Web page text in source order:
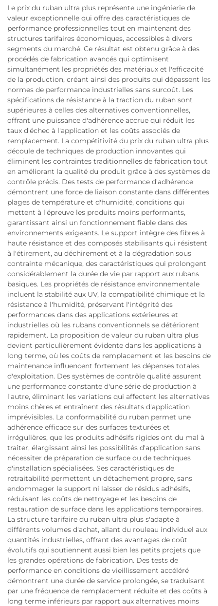
Le prix du ruban ultra plus représente une ingénierie de
valeur exceptionnelle qui offre des caractéristiques de
performance professionnelles tout en maintenant des
structures tarifaires économiques, accessibles à divers
segments du marché. Ce résultat est obtenu grâce à des
procédés de fabrication avancés qui optimisent
simultanément les propriétés des matériaux et l'efficacité
de la production, créant ainsi des produits qui dépassent les
normes de performance industrielles sans surcoût. Les
spécifications de résistance à la traction du ruban sont
supérieures à celles des alternatives conventionnelles,
offrant une puissance d'adhérence accrue qui réduit les
taux d'échec à l'application et les coûts associés de
remplacement. La compétitivité du prix du ruban ultra plus
découle de techniques de production innovantes qui
éliminent les contraintes traditionnelles de fabrication tout
en améliorant la qualité du produit grâce à des systèmes de
contrôle précis. Des tests de performance d'adhérence
démontrent une force de liaison constante dans différentes
plages de température et d'humidité, conditions qui
mettent à l'épreuve les produits moins performants,
garantissant ainsi un fonctionnement fiable dans des
environnements exigeants. Le support intègre des fibres à
haute résistance et des composés stabilisants qui résistent
à l'étirement, au déchirement et à la dégradation sous
contrainte mécanique, des caractéristiques qui prolongent
considérablement la durée de vie par rapport aux rubans
basiques. Les propriétés de résistance environnementale
incluent la stabilité aux UV, la compatibilité chimique et la
résistance à l'humidité, préservant l'intégrité des
performances dans des applications extérieures et
industrielles où les rubans conventionnels se détériorent
rapidement. La proposition de valeur du ruban ultra plus
devient particulièrement évidente dans les applications à
long terme, où les coûts de remplacement et les besoins de
maintenance influencent fortement les dépenses totales
d'exploitation. Des systèmes de contrôle qualité assurent
une performance constante d'une série de production à
l'autre, éliminant les variations qui affectent les alternatives
moins chères et entraînent des résultats d'application
imprévisibles. La conformabilité du ruban permet une
adhérence efficace sur des surfaces texturées et
irrégulières, que les produits adhésifs rigides ont du mal à
traiter, élargissant ainsi les possibilités d'application sans
nécessiter de préparation de surface ou de techniques
d'installation spécialisées. Ses caractéristiques de
retraitabilité permettent un détachement propre, sans
endommager le support ni laisser de résidus adhésifs,
réduisant les coûts de nettoyage et les besoins de
restauration de surface dans les applications temporaires.
La structure tarifaire du ruban ultra plus s'adapte à
différents volumes d'achat, allant du rouleau individuel aux
quantités industrielles, offrant des avantages de coût
évolutifs qui soutiennent aussi bien les petits projets que
les grandes opérations de fabrication. Des tests de
performance en conditions de vieillissement accéléré
démontrent une durée de service prolongée, se traduisant
par une fréquence de remplacement réduite et des coûts à
long terme inférieurs par rapport aux alternatives moins